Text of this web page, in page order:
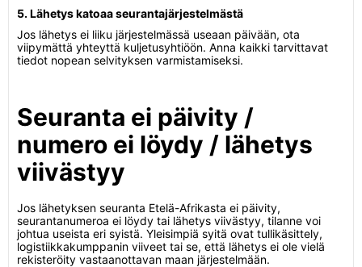
5. Lähetys katoaa seurantajärjestelmästä
Jos lähetys ei liiku järjestelmässä useaan päivään, ota
viipymättä yhteyttä kuljetusyhtiöön. Anna kaikki tarvittavat
tiedot nopean selvityksen varmistamiseksi.
Seuranta ei päivity /
numero ei löydy / lähetys
viivästyy
Jos lähetyksen seuranta Etelä-Afrikasta ei päivity,
seurantanumeroa ei löydy tai lähetys viivästyy, tilanne voi
johtua useista eri syistä. Yleisimpiä syitä ovat tullikäsittely,
logistiikkakumppanin viiveet tai se, että lähetys ei ole vielä
rekisteröity vastaanottavan maan järjestelmään.